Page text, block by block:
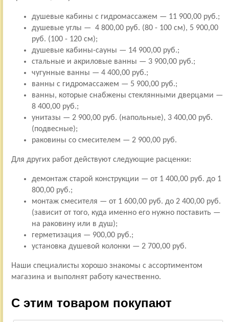
душевые кабины с гидромассажем — 11 900,00 руб.;
душевые углы — 4 800,00 руб. (80 - 100 см), 5 900,00
руб. (100 - 120 см);
душевые кабины-сауны — 14 900,00 руб.;
стальные и акриловые ванны — 3 900,00 руб.;
чугунные ванны — 4 400,00 руб.;
ванны с гидромассажем — 5 900,00 руб.;
ванны, которые снабжены стеклянными дверцами —
8 400,00 руб.;
унитазы — 2 900,00 руб. (напольные), 3 400,00 руб.
(подвесные);
раковины со смесителем — 2 900,00 руб.
Для других работ действуют следующие расценки:
демонтаж старой конструкции — от 1 400,00 руб. до 1
800,00 руб.;
монтаж смесителя — от 1 600,00 руб. до 2 400,00 руб.
(зависит от того, куда именно его нужно поставить —
на раковину или в душ);
герметизация — 900,00 руб.;
установка душевой колонки — 2 700,00 руб.
Наши специалисты хорошо знакомы с ассортиментом
магазина и выполнят работу качественно.
С этим товаром покупают